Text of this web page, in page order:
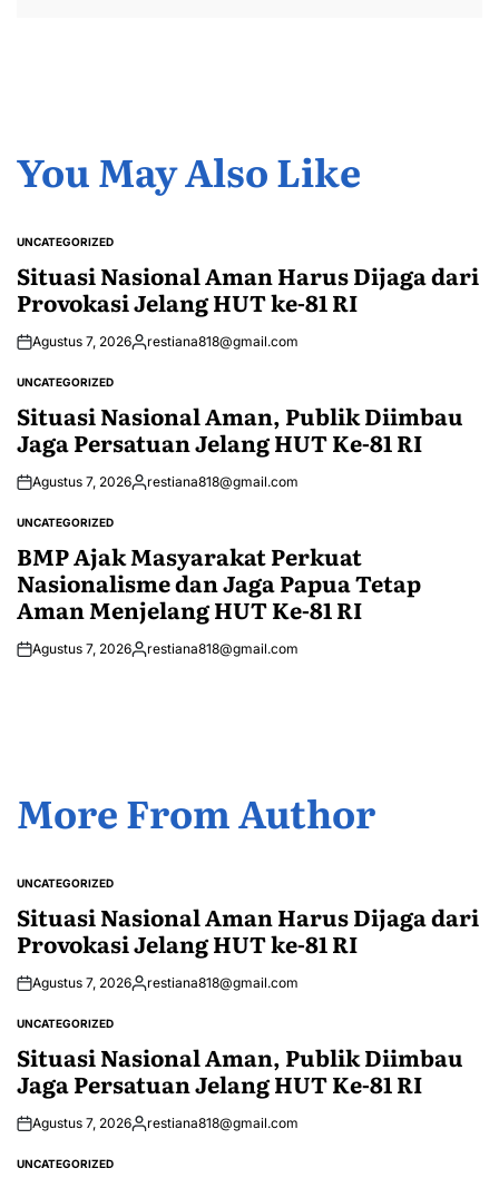
You May Also Like
POSTED
UNCATEGORIZED
Situasi Nasional Aman Harus Dijaga dari
Provokasi Jelang HUT ke-81 RI
Agustus 7, 2026Posted
restiana818@gmail.com
POSTED
UNCATEGORIZED
Situasi Nasional Aman, Publik Diimbau
Jaga Persatuan Jelang HUT Ke-81 RI
Agustus 7, 2026Posted
restiana818@gmail.com
POSTED
UNCATEGORIZED
BMP Ajak Masyarakat Perkuat
Nasionalisme dan Jaga Papua Tetap
Aman Menjelang HUT Ke-81 RI
Agustus 7, 2026Posted
restiana818@gmail.com
More From Author
POSTED
UNCATEGORIZED
Situasi Nasional Aman Harus Dijaga dari
Provokasi Jelang HUT ke-81 RI
Agustus 7, 2026Posted
restiana818@gmail.com
POSTED
UNCATEGORIZED
Situasi Nasional Aman, Publik Diimbau
Jaga Persatuan Jelang HUT Ke-81 RI
Agustus 7, 2026Posted
restiana818@gmail.com
POSTED
UNCATEGORIZED